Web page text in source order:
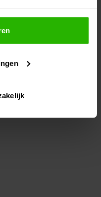
je Voordeeluitjes.nl
media en
plaatsen.
zelf instellen welke